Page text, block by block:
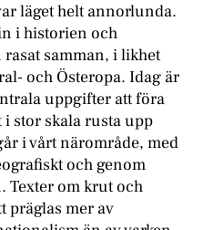
läget helt annorlunda.
i historien och
samman, i likhet
och Österopa. Idag är
uppgifter att föra
stor skala rusta upp
i vårt närområde, med
och genom
Texter om krut och
präglas mer av